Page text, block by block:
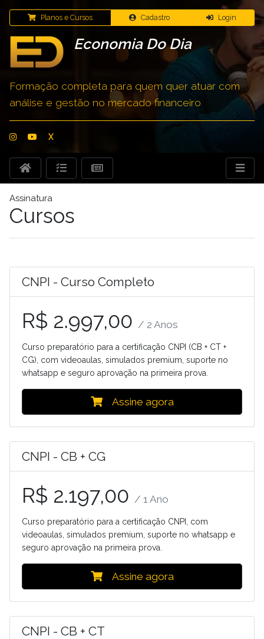
Planos e Cursos Cadastro Login
Economia Do Dia
Formação completa para quem quer atuar com
análise e gestão no mercado financeiro
X
Assinatura
Cursos
CNPI - Curso Completo
R$ 2.997,00 / 2 Anos
Curso preparatório para a certificação CNPI (CB + CT +
CG), com videoaulas, simulados premium, suporte no
whatsapp e seguro aprovação na primeira prova.
Assine agora
CNPI - CB + CG
R$ 2.197,00 / 1 Ano
Curso preparatório para a certificação CNPI, com
videoaulas, simulados premium, suporte no whatsapp e
seguro aprovação na primeira prova.
Assine agora
CNPI - CB + CT